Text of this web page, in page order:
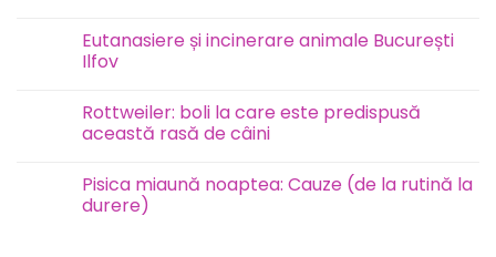
pisici
Dermatita
la
câini
Eutanasiere și incinerare animale București
Ilfov
la
Eutanasiere
și
București
Ilfov
Rottweiler: boli la care este predispusă
această rasă de câini
la
Rottweiler:
boli
Pisica miaună noaptea: Cauze (de la rutină la
durere)